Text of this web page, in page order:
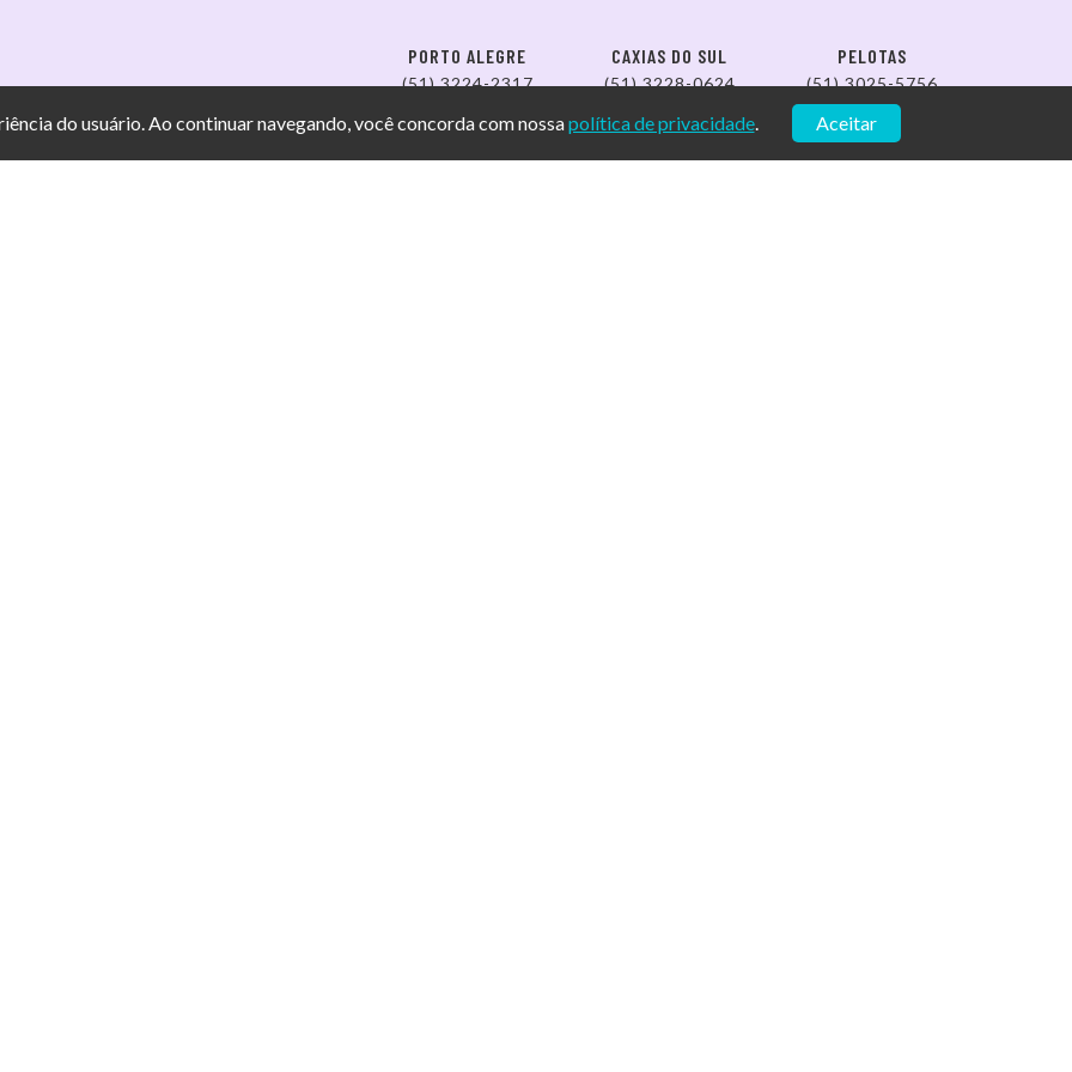
PORTO ALEGRE
(51) 3224-2317
CAXIAS DO SUL
(51) 3228-0624
PELOTAS
(51) 3025-5756
do usuário. Ao continuar navegando, você concorda com nossapolítica de privacidade. Aceitar